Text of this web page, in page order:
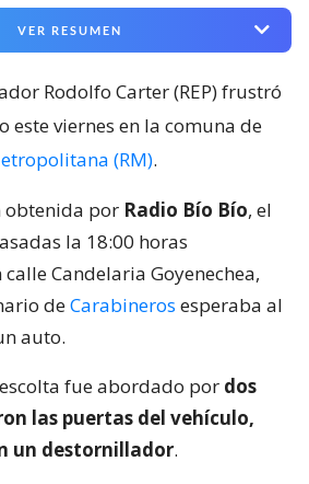
VER RESUMEN
Rodolfo Carter (REP) frustró
este viernes en la comuna de
(RM).
obtenida por Radio Bío Bío, el
la 18:00 horas
Candelaria Goyenechea,
deCarabineros esperaba al
auto.
fue abordado por dos
las puertas del vehículo,
un destornillador.